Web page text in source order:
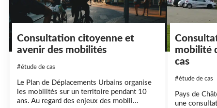
Consultation citoyenne et
avenir des mobilités
#étude de cas
Le Plan de Déplacements Urbains organise
les mobilités sur un territoire pendant 10
ans. Au regard des enjeux des mobili...
mobilité
cas
#étude de cas
Pays de
une